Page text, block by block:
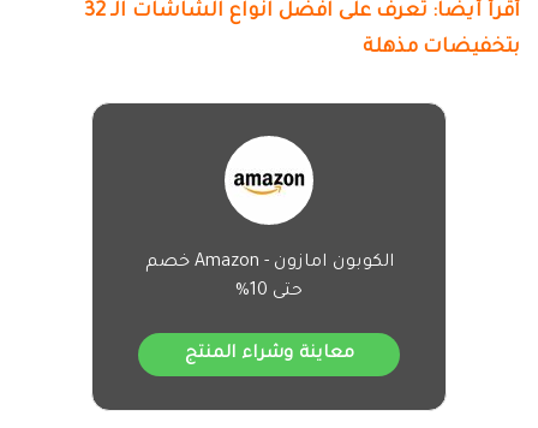
أقرأ أيضًا: تعرف على افضل انواع الشاشات الـ 32
بتخفيضات مذهلة
الكوبون امازون - Amazon خصم
حتى 10%
معاينة وشراء المنتج